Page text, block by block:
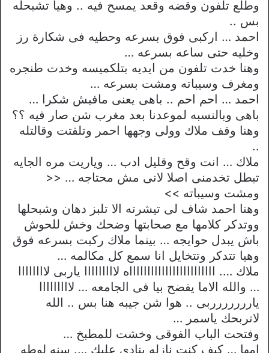
وطلع تلفون وقضه وقعد يمسح فيه .. وهيا تشبحله
بس ..
احمد … اركبى فوق بسرعه وحطيه فى شكارة رز
وخليه حتى ساعه بسرعه …
وهنا خدت تلفون من ايديه بتلكميسه وخدت طنجره
ومغرف وسيباته ومشت بسرعه …
احمد … احم احم .. باهى يعنى مافيش شكرا …
باهى وبالنسبه لموعدنا بعد مغرب شن صار فيه ؟؟
وهنا وقف ملاك وولى وجهها احمر وتلفتت وقالتله
..
ملاك … انت وقح وقليل ادب … وياريت مره الجايه
تبطل تخدمنى اصلا لانى مش محتاجه … <<
ومشت وسيباته >>
وهنا احمد شاف لى تيشرته الا تلبز دهان وشبحلها
ووتدكر كلامها مع صحابتها وضحك وخش للحوش
باش يبدل حوايجه … بينما ملاك ركبت بسرعه فوق
وهيا تتدكر وتتخايل انا سمع كل مكالمه …
ملاك …. ااااااااااااااااااااااااه لااااااااا ياربى لاااااااا
… والله الاما يفضح بيا فى الجامعه … لااااااااا
ياررررررربى .. هوا شن جيبه هنا بس .. الله
لاتربحك ياسمر …
وفتحت الباب الفوقى وخشت للمطبخ …
امها … كيف كنت نازله بنادى عليك …. سنه لوطه